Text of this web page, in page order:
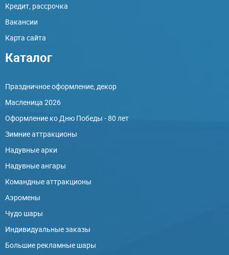
Кредит, рассрочка
Вакансии
Карта сайта
Каталог
Праздничное оформление, декор
Масленица 2026
Оформление ко Дню Победы - 80 лет
Зимние аттракционы
Надувные арки
Надувные ангары
Командные аттракционы
Аэромены
Чудо шары
Индивидуальные заказы
Большие рекламные шары